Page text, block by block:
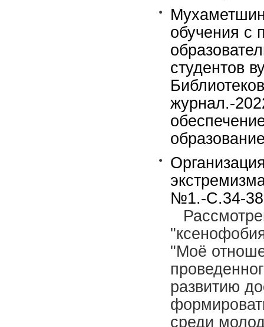
обучения с
студентов
журнал.-
№1.-С.34-
"Моё
развитию
среди